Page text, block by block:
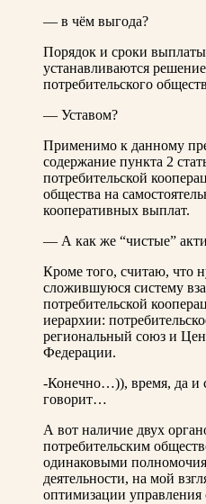
— в чём выгода?
Порядок и сроки выплаты
устанавливаются
потребительского
— Уставом?
Применимо к данному
содержание пункта 2
потребительской
общества на
кооперативных выплат.
— А как же “чистые”
Кроме того, считаю, что
сложившуюся систему
потребительской
иерархии:
региональный союз и
Федерации.
-Конечно…)), время, да и
говорит…
А вот наличие двух
потребительским
одинаковыми
деятельности, на мой
оптимизации управления